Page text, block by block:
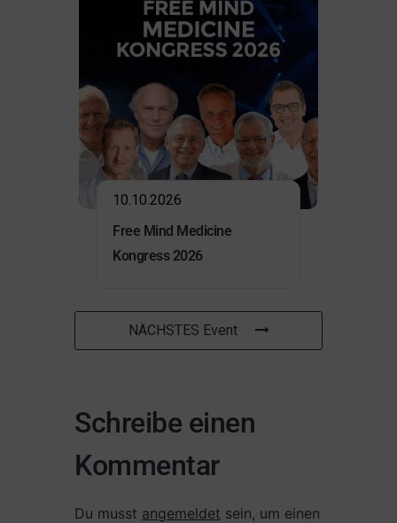
10.10.2026
Free Mind Medicine
Kongress 2026
NÄCHSTES Event
Schreibe einen
Kommentar
Du musst angemeldet sein, um einen